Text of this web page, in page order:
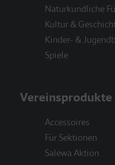
Naturkundliche
Kultur &
Kinder- &
Spiele
Vereinsprodukte
Accessoires
Für Sektionen
Salewa Aktion